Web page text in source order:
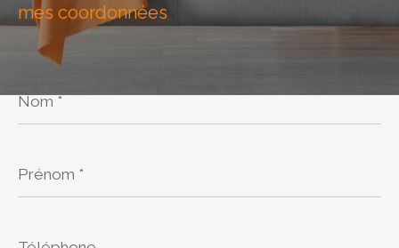
mes coordonnées
*
*
Budget
1 2 3 4 5